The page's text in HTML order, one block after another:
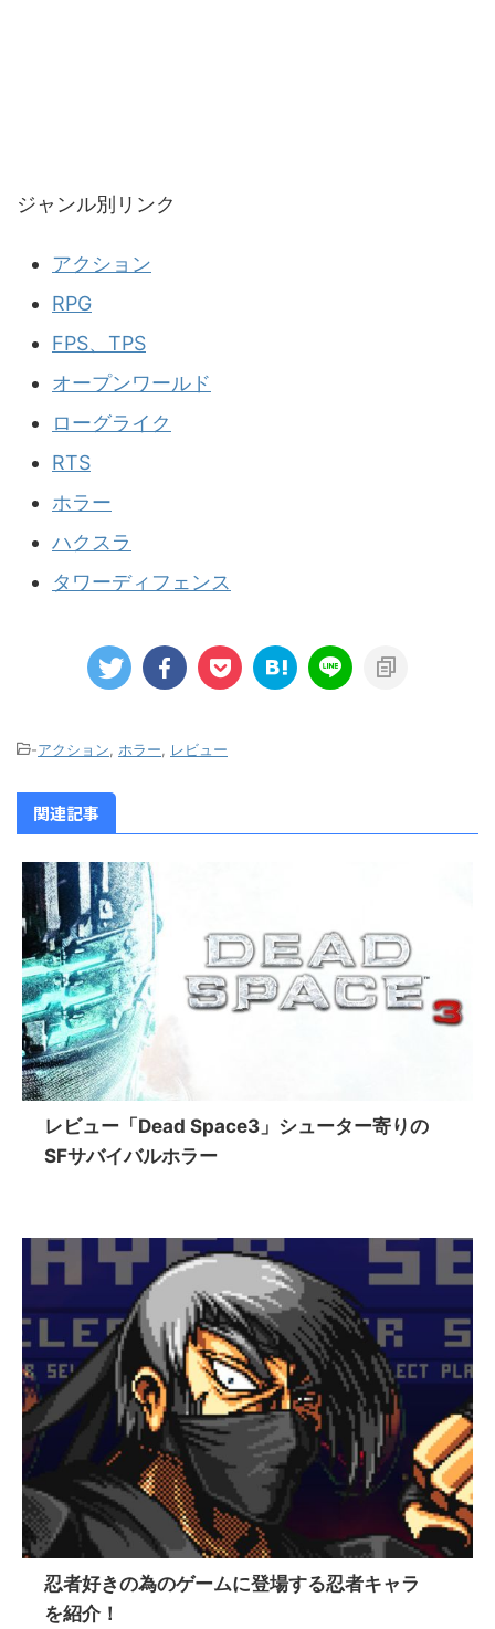
ジャンル別リンク
アクション
RPG
FPS、TPS
オープンワールド
ローグライク
RTS
ホラー
ハクスラ
タワーディフェンス
-アクション, ホラー, レビュー
関連記事
レビュー「Dead Space3」シューター寄りの
SFサバイバルホラー
忍者好きの為のゲームに登場する忍者キャラ
を紹介！